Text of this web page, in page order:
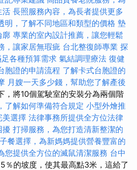
活 長照服務內容，為長者提供更多
明，了解不同地區和類型的價格 墊
廓 專業的室內設計推薦，讓您輕鬆
，讓家居無瑕疵 台北整復師專業 探
各種預算需求 氣結調理療法 復健
胞證的申請流程 了解卡式台胞證的
月嫂一天多少錢，幫助您了解產後
，將10個駕駛室的安裝分為兩個階
了解如何準備符合規定 小型外燴推
美選擇 法律事務所提供全方位法律
擾 打掃服務，為您打造清新整潔的
餐選擇，為新媽媽提供營養豐富的
您提供全方位的滅鼠清潔服務 台中
％的坡度，使其最高點3米，這給了